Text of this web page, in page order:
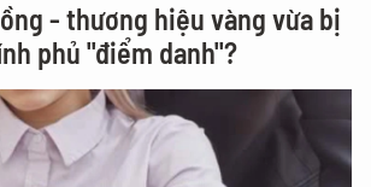
- thương hiệu vàng vừa bị
phủ "điểm danh"?